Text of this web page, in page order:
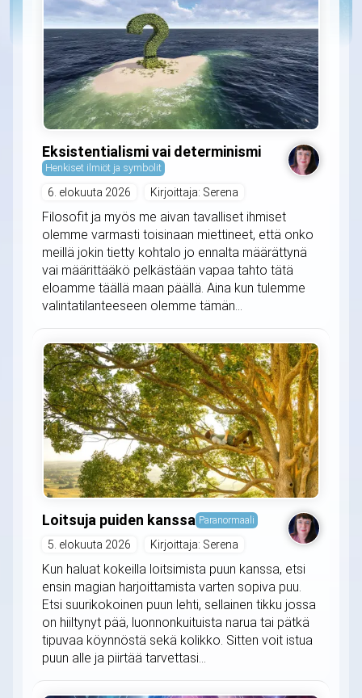
Eksistentialismi vai determinismi
Henkiset ilmiöt ja symbolit
6. elokuuta 2026 Kirjoittaja: Serena
Filosofit ja myös me aivan tavalliset ihmiset
olemme varmasti toisinaan miettineet, että onko
meillä jokin tietty kohtalo jo ennalta määrättynä
vai määrittääkö pelkästään vapaa tahto tätä
eloamme täällä maan päällä. Aina kun tulemme
valintatilanteeseen olemme tämän...
Loitsuja puiden kanssa Paranormaali
5. elokuuta 2026 Kirjoittaja: Serena
Kun haluat kokeilla loitsimista puun kanssa, etsi
ensin magian harjoittamista varten sopiva puu.
Etsi suurikokoinen puun lehti, sellainen tikku jossa
on hiiltynyt pää, luonnonkuituista narua tai pätkä
tipuvaa köynnöstä sekä kolikko. Sitten voit istua
puun alle ja piirtää tarvettasi...